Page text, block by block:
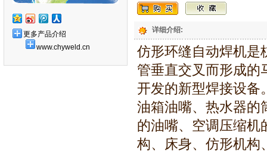
更多产品介绍
www.chyweld.cn
详细介绍:
仿形环缝自动焊机是
管垂直交叉而形成的
开发的新型焊接设备
油箱油嘴、热水器的
的油嘴、空调压缩机
构、床身、仿形机构